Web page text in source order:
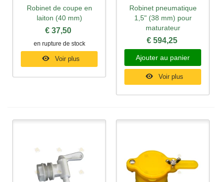
Robinet de coupe en
laiton (40 mm)
€ 37,50
en rupture de stock
Voir plus
Robinet pneumatique
1,5" (38 mm) pour
maturateur
€ 594,25
Ajouter au panier
Voir plus